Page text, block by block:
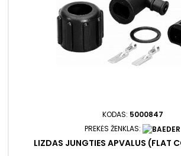
KODAS: 5000847
PREKĖS ŽENKLAS:
LIZDAS JUNGTIES APVALUS (FLAT